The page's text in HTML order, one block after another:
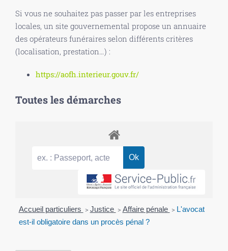
Si vous ne souhaitez pas passer par les entreprises
locales, un site gouvernemental propose un annuaire
des opérateurs funéraires selon différents critères
(localisation, prestation…) :
https://aofh.interieur.gouv.fr/
Toutes les démarches
Accueil particuliers > Justice > Affaire pénale > L'avocat
est-il obligatoire dans un procès pénal ?